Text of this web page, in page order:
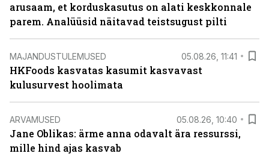
arusaam, et korduskasutus on alati keskkonnale
parem. Analüüsid näitavad teistsugust pilti
MAJANDUSTULEMUSED 05.08.26, 11:41
HKFoods kasvatas kasumit kasvavast
kulusurvest hoolimata
ARVAMUSED 05.08.26, 10:40
Jane Oblikas: ärme anna odavalt ära ressurssi,
mille hind ajas kasvab